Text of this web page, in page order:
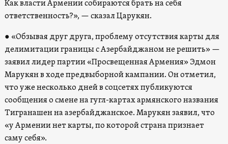
Как власти Армении собираются брать на себя
ответственность?», — сказал Царукян.
● «Обзывая друг друга, проблему отсутствия карты для
делимитации границы с Азербайджаном не решить» —
заявил лидер партии «Просвещенная Армения» Эдмон
Марукян в ходе предвыборной кампании. Он отметил,
что уже несколько дней в соцсетях публикуются
сообщения о смене на гугл-картах армянского названия
Тигранашен на азербайджанское. Марукян заявил, что
«у Армении нет карты, по которой страна признает
саму себя».